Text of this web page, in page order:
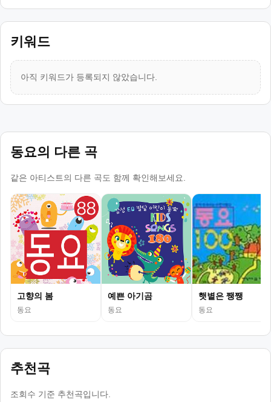
키워드
아직 키워드가 등록되지 않았습니다.
동요의 다른 곡
같은 아티스트의 다른 곡도 함께 확인해보세요.
고향의 봄
동요
예쁜 아기곰
동요
햇볕은 쨍쨍
동요
추천곡
조회수 기준 추천곡입니다.